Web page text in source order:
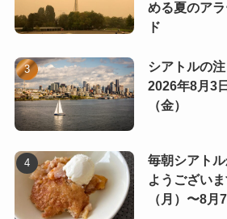
める夏のア
ド
シアトルの
2026年8月3
（金）
毎朝シアト
ようござい
（月）〜8